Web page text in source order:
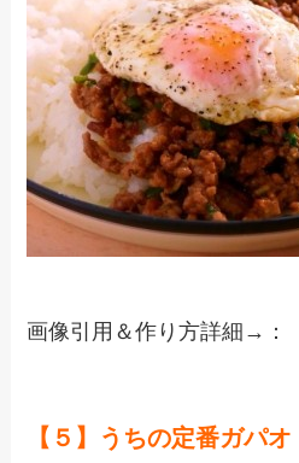
画像引用＆作り方詳細→：
【５】うちの定番ガパオ